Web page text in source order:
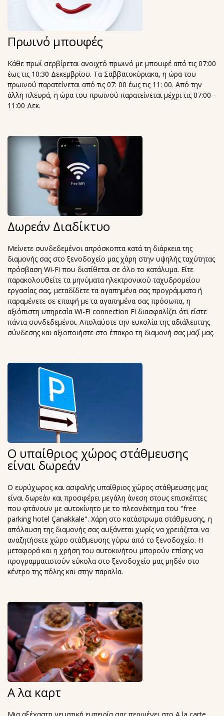
Πρωινό μπουφές
Κάθε πρωί σερβίρεται ανοιχτό πρωινό με μπουφέ από τις 07:00
έως τις 10:30 Δεκεμβρίου. Τα Σαββατοκύριακα, η ώρα του
πρωινού παρατείνεται από τις 07: 00 έως τις 11: 00. Από την
άλλη πλευρά, η ώρα του πρωινού παρατείνεται μέχρι τις 07:00 -
11:00 Δεκ.
Δωρεάν Διαδίκτυο
Μείνετε συνδεδεμένοι απρόσκοπτα κατά τη διάρκεια της
διαμονής σας στο ξενοδοχείο μας χάρη στην υψηλής ταχύτητας
πρόσβαση Wi-Fi που διατίθεται σε όλο το κατάλυμα. Είτε
παρακολουθείτε τα μηνύματα ηλεκτρονικού ταχυδρομείου
εργασίας σας, μεταδίδετε τα αγαπημένα σας προγράμματα ή
παραμένετε σε επαφή με τα αγαπημένα σας πρόσωπα, η
αξιόπιστη υπηρεσία Wi-Fi connection Fi διασφαλίζει ότι είστε
πάντα συνδεδεμένοι. Απολαύστε την ευκολία της αδιάλειπτης
σύνδεσης και αξιοποιήστε στο έπακρο τη διαμονή σας μαζί μας.
Ο υπαίθριος χώρος στάθμευσης
είναι δωρεάν
Ο ευρύχωρος και ασφαλής υπαίθριος χώρος στάθμευσης μας
είναι δωρεάν και προσφέρει μεγάλη άνεση στους επισκέπτες
που φτάνουν με αυτοκίνητο με το πλεονέκτημα του "free
parking hotel Çanakkale". Χάρη στο κατάστρωμα στάθμευσης, η
απόλαυση της διαμονής σας αυξάνεται χωρίς να χρειάζεται να
αναζητήσετε χώρο στάθμευσης γύρω από το ξενοδοχείο. Η
μεταφορά και η χρήση του αυτοκινήτου μπορούν επίσης να
προγραμματιστούν εύκολα στο ξενοδοχείο μας μηδέν στο
κέντρο της πόλης και στην παραλία.
Α λα καρτ